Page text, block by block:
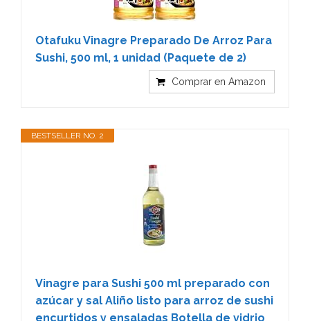
Otafuku Vinagre Preparado De Arroz Para
Sushi, 500 ml, 1 unidad (Paquete de 2)
Comprar en Amazon
BESTSELLER NO. 2
Vinagre para Sushi 500 ml preparado con
azúcar y sal Aliño listo para arroz de sushi
encurtidos y ensaladas Botella de vidrio